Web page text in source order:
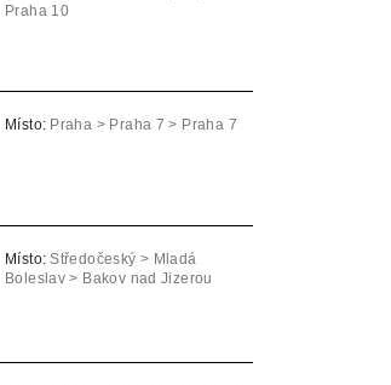
Praha 10
Místo: Praha > Praha 7 > Praha 7
Místo: Středočeský > Mladá
Boleslav > Bakov nad Jizerou